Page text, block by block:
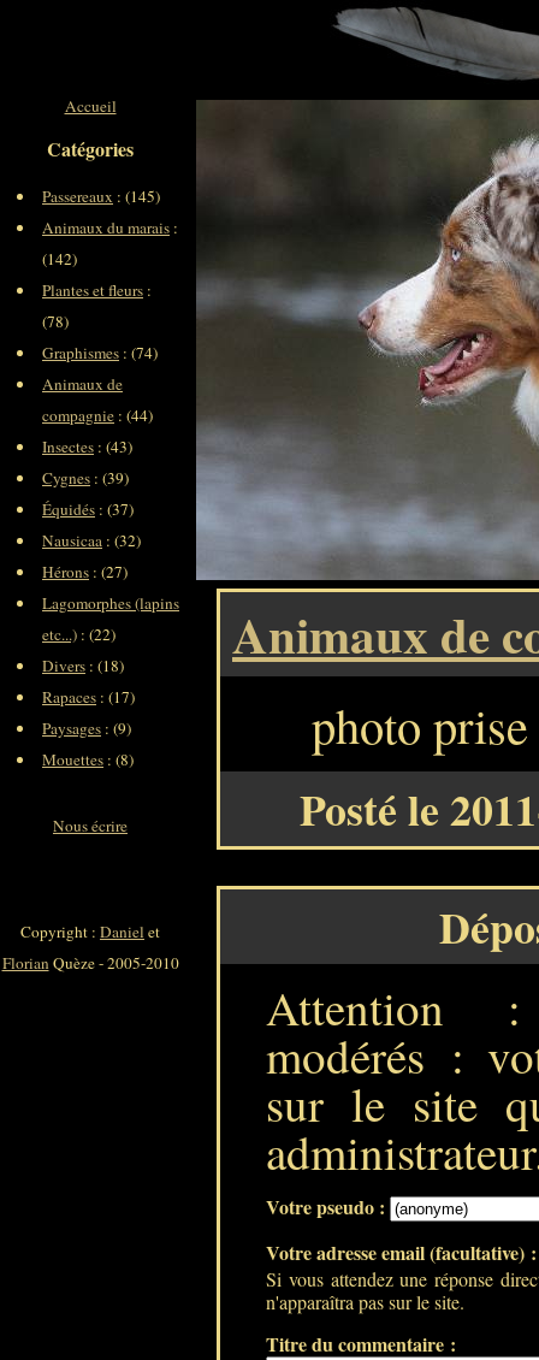
Animaux de
photo
Posté le
Attention :
modérés :
sur le site
Votre pseudo :
Votre adresse email (facultative)
Si vous attendez une réponse
n'apparaîtra pas sur le site.
Titre du commentaire :
Accueil
Catégories
Passereaux : (145)
Animaux du marais :
(142)
Plantes et fleurs :
(78)
Graphismes : (74)
Animaux de
compagnie : (44)
Insectes : (43)
Cygnes : (39)
Équidés : (37)
Nausicaa : (32)
Hérons : (27)
Lagomorphes (lapins
etc...) : (22)
Divers : (18)
Rapaces : (17)
Paysages : (9)
Mouettes : (8)
Nous écrire
Copyright : Daniel et
FlorianQuèze - 2005-2010